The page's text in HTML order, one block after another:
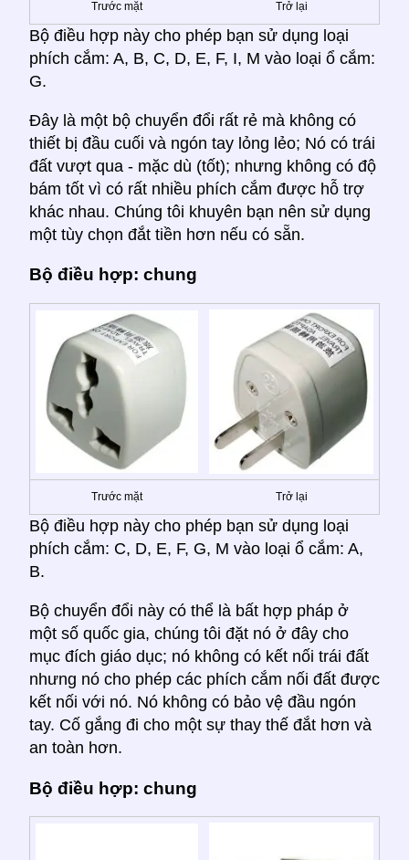
Trước mặt Trở lại
Bộ điều hợp này cho phép bạn sử dụng loại
phích cắm: A, B, C, D, E, F, I, M vào loại ổ cắm:
G.
Đây là một bộ chuyển đổi rất rẻ mà không có
thiết bị đầu cuối và ngón tay lỏng lẻo; Nó có trái
đất vượt qua - mặc dù (tốt); nhưng không có độ
bám tốt vì có rất nhiều phích cắm được hỗ trợ
khác nhau. Chúng tôi khuyên bạn nên sử dụng
một tùy chọn đắt tiền hơn nếu có sẵn.
Bộ điều hợp: chung
Trước mặt Trở lại
Bộ điều hợp này cho phép bạn sử dụng loại
phích cắm: C, D, E, F, G, M vào loại ổ cắm: A,
B.
Bộ chuyển đổi này có thể là bất hợp pháp ở
một số quốc gia, chúng tôi đặt nó ở đây cho
mục đích giáo dục; nó không có kết nối trái đất
nhưng nó cho phép các phích cắm nối đất được
kết nối với nó. Nó không có bảo vệ đầu ngón
tay. Cố gắng đi cho một sự thay thế đắt hơn và
an toàn hơn.
Bộ điều hợp: chung